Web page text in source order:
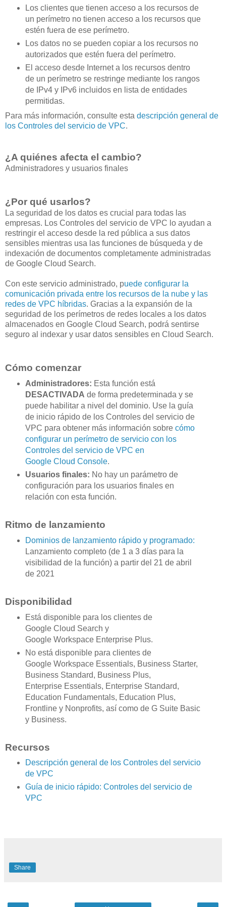
Los clientes que tienen acceso a los recursos de
un perímetro no tienen acceso a los recursos que
estén fuera de ese perímetro.
Los datos no se pueden copiar a los recursos no
autorizados que estén fuera del perímetro.
El acceso desde Internet a los recursos dentro
de un perímetro se restringe mediante los rangos
de IPv4 y IPv6 incluidos en lista de entidades
permitidas.
Para más información, consulte esta descripción general de
los Controles del servicio de VPC.
¿A quiénes afecta el cambio?
Administradores y usuarios finales
¿Por qué usarlos?
La seguridad de los datos es crucial para todas las
empresas. Los Controles del servicio de VPC lo ayudan a
restringir el acceso desde la red pública a sus datos
sensibles mientras usa las funciones de búsqueda y de
indexación de documentos completamente administradas
de Google Cloud Search.
Con este servicio administrado, puede configurar la
comunicación privada entre los recursos de la nube y las
redes de VPC híbridas. Gracias a la expansión de la
seguridad de los perímetros de redes locales a los datos
almacenados en Google Cloud Search, podrá sentirse
seguro al indexar y usar datos sensibles en Cloud Search.
Cómo comenzar
Administradores: Esta función está
DESACTIVADA de forma predeterminada y se
puede habilitar a nivel del dominio. Use la guía
de inicio rápido de los Controles del servicio de
VPC para obtener más información sobre cómo
configurar un perímetro de servicio con los
Controles del servicio de VPC en
Google Cloud Console.
Usuarios finales: No hay un parámetro de
configuración para los usuarios finales en
relación con esta función.
Ritmo de lanzamiento
Dominios de lanzamiento rápido y programado:
Lanzamiento completo (de 1 a 3 días para la
visibilidad de la función) a partir del 21 de abril
de 2021
Disponibilidad
Está disponible para los clientes de
Google Cloud Search y
Google Workspace Enterprise Plus.
No está disponible para clientes de
Google Workspace Essentials, Business Starter,
Business Standard, Business Plus,
Enterprise Essentials, Enterprise Standard,
Education Fundamentals, Education Plus,
Frontline y Nonprofits, así como de G Suite Basic
y Business.
Recursos
Descripción general de los Controles del servicio
de VPC
Guía de inicio rápido: Controles del servicio de
VPC
Share